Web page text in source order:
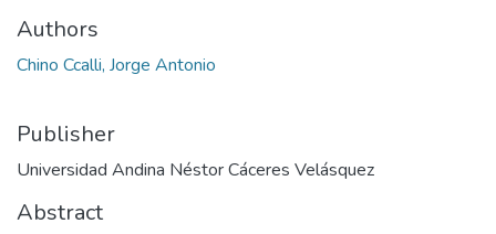
Authors
Chino Ccalli, Jorge Antonio
Publisher
Universidad Andina Néstor Cáceres Velásquez
Abstract